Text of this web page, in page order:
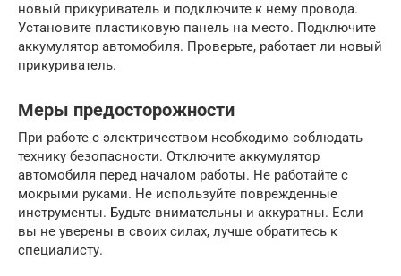
новый прикуриватель и подключите к нему провода.
Установите пластиковую панель на место. Подключите
аккумулятор автомобиля. Проверьте, работает ли новый
прикуриватель.
Меры предосторожности
При работе с электричеством необходимо соблюдать
технику безопасности. Отключите аккумулятор
автомобиля перед началом работы. Не работайте с
мокрыми руками. Не используйте поврежденные
инструменты. Будьте внимательны и аккуратны. Если
вы не уверены в своих силах, лучше обратитесь к
специалисту.